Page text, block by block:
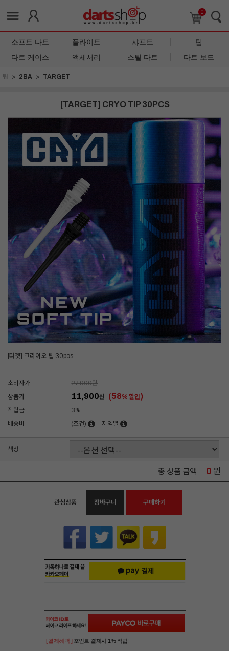
0
소프트 다트 플라이트 샤프트
팁
다트 케이스
액세서리 스틸 다트 다트 보드
팁 2BA TARGET
[TARGET] CRYO TIP 30PCS
[타겟] 크라이오 팁 30pcs
소비자가 27,900원
상품가
11,900원 (58% 할인)
적립금
3%
배송비
(조건) 지역별
색상
총 상품 금액 0 원
관심상품 장바구니 구매하기
[ 결제혜택 ] 포인트 결제시 1% 적립!